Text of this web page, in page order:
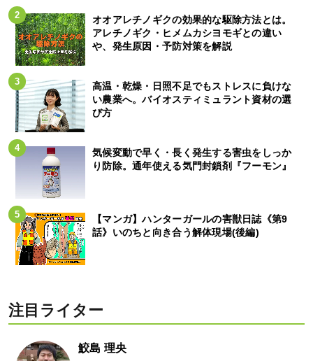
オオアレチノギクの効果的な駆除方法とは。
アレチノギク・ヒメムカシヨモギとの違い
や、発生原因・予防対策を解説
高温・乾燥・日照不足でもストレスに負けな
い農業へ。バイオスティミュラント資材の選
び方
気候変動で早く・長く発生する害虫をしっか
り防除。通年使える気門封鎖剤『フーモン』
【マンガ】ハンターガールの害獣日誌《第9
話》いのちと向き合う解体現場(後編)
注目ライター
鮫島 理央